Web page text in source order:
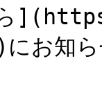
ら
お知ら